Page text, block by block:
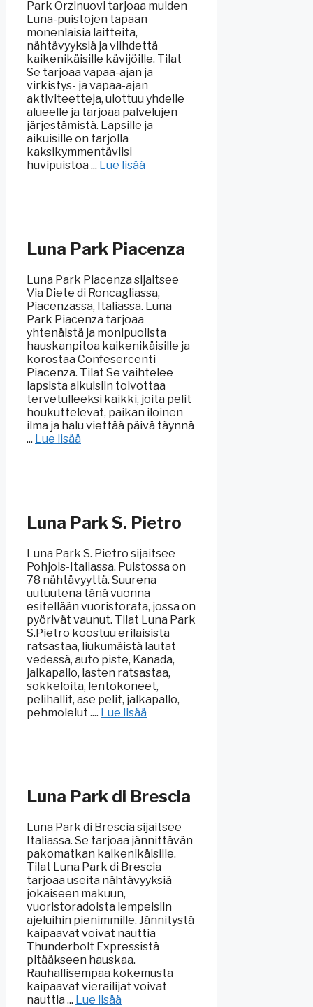
Park Orzinuovi tarjoaa muiden
Luna-puistojen tapaan
monenlaisia laitteita,
nähtävyyksiä ja viihdettä
kaikenikäisille kävijöille. Tilat
Se tarjoaa vapaa-ajan ja
virkistys- ja vapaa-ajan
aktiviteetteja, ulottuu yhdelle
alueelle ja tarjoaa palvelujen
järjestämistä. Lapsille ja
aikuisille on tarjolla
kaksikymmentäviisi
huvipuistoa ... Lue lisää
Luna Park Piacenza
Luna Park Piacenza sijaitsee
Via Diete di Roncagliassa,
Piacenzassa, Italiassa. Luna
Park Piacenza tarjoaa
yhtenäistä ja monipuolista
hauskanpitoa kaikenikäisille ja
korostaa Confesercenti
Piacenza. Tilat Se vaihtelee
lapsista aikuisiin toivottaa
tervetulleeksi kaikki, joita pelit
houkuttelevat, paikan iloinen
ilma ja halu viettää päivä täynnä
... Lue lisää
Luna Park S. Pietro
Luna Park S. Pietro sijaitsee
Pohjois-Italiassa. Puistossa on
78 nähtävyyttä. Suurena
uutuutena tänä vuonna
esitellään vuoristorata, jossa on
pyörivät vaunut. Tilat Luna Park
S.Pietro koostuu erilaisista
ratsastaa, liukumäistä lautat
vedessä, auto piste, Kanada,
jalkapallo, lasten ratsastaa,
sokkeloita, lentokoneet,
pelihallit, ase pelit, jalkapallo,
pehmolelut .... Lue lisää
Luna Park di Brescia
Luna Park di Brescia sijaitsee
Italiassa. Se tarjoaa jännittävän
pakomatkan kaikenikäisille.
Tilat Luna Park di Brescia
tarjoaa useita nähtävyyksiä
jokaiseen makuun,
vuoristoradoista lempeisiin
ajeluihin pienimmille. Jännitystä
kaipaavat voivat nauttia
Thunderbolt Expressistä
pitääkseen hauskaa.
Rauhallisempaa kokemusta
kaipaavat vierailijat voivat
nauttia ... Lue lisää